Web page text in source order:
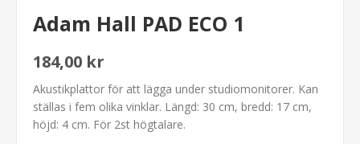
Adam Hall PAD ECO 1
184,00 kr
Akustikplattor för att lägga under studiomonitorer. Kan
ställas i fem olika vinklar. Längd: 30 cm, bredd: 17 cm,
höjd: 4 cm. För 2st högtalare.